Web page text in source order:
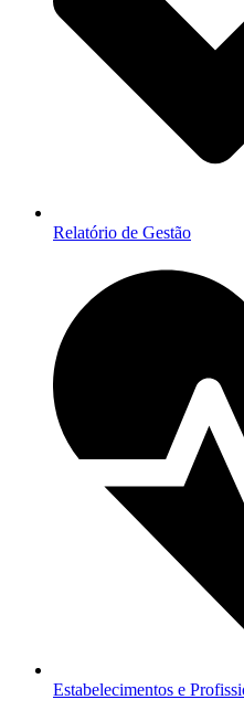
Relatório de Gestão
Estabelecimentos e